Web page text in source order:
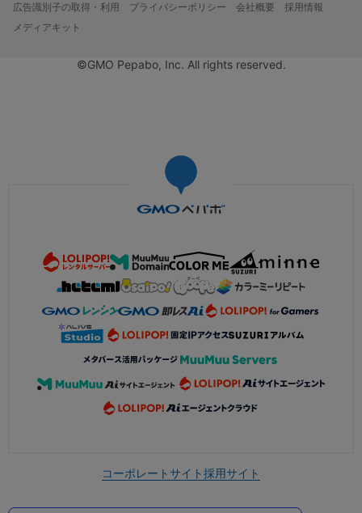
広告識別子の取得・利用
プライバシーポリシー 会社概要
採用情報
メディアキット
©GMO Pepabo, Inc. All rights reserved.
コーポレートサイト採用サイト